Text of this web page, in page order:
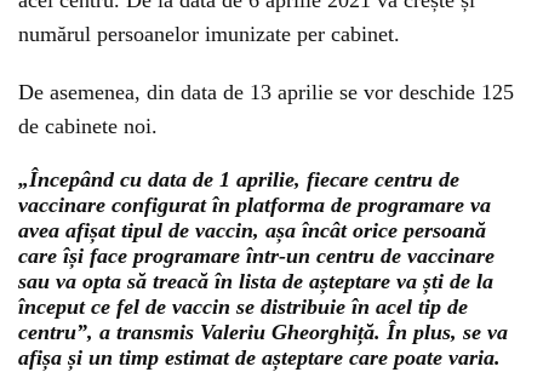
numărul persoanelor imunizate per cabinet.
De asemenea, din data de 13 aprilie se vor deschide 125
de cabinete noi.
„Începând cu data de 1 aprilie, fiecare centru de
vaccinare configurat în platforma de programare va
avea afișat tipul de vaccin, așa încât orice persoană
care își face programare într-un centru de vaccinare
sau va opta să treacă în lista de așteptare va ști de la
început ce fel de vaccin se distribuie în acel tip de
centru”, a transmis Valeriu Gheorghiță. În plus, se va
afișa și un timp estimat de așteptare care poate varia.